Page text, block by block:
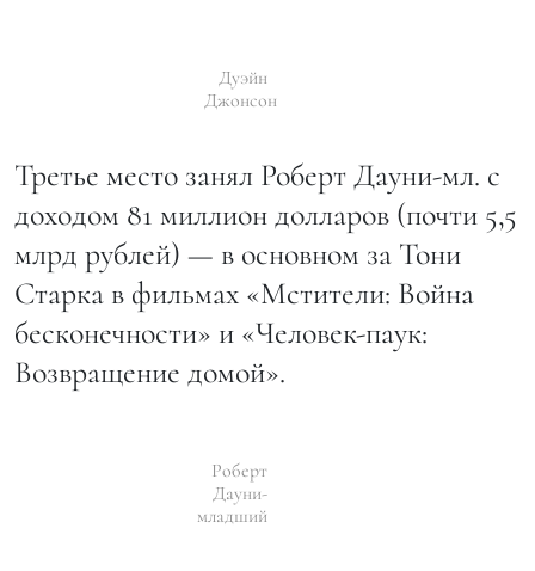
Дуэйн
Джонсон
Третье место занял Роберт Дауни-мл. с
доходом 81 миллион долларов (почти 5,5
млрд рублей) — в основном за Тони
Старка в фильмах «Мстители: Война
бесконечности» и «Человек-паук:
Возвращение домой».
Роберт
Дауни-
младший